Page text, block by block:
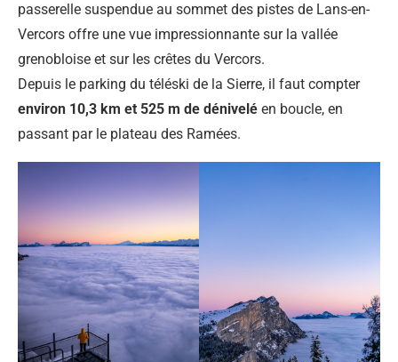
passerelle suspendue au sommet des pistes de Lans-en-
Vercors offre une vue impressionnante sur la vallée
grenobloise et sur les crêtes du Vercors.
Depuis le parking du téléski de la Sierre, il faut compter
environ 10,3 km et 525 m de dénivelé en boucle, en
passant par le plateau des Ramées.